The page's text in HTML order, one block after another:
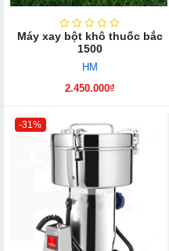
Máy xay bột khô thuốc bắc
1500
HM
2.450.000₫
-31%